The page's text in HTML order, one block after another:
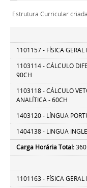
Estrutura Curricular
1101157 - FÍSICA GERAL
1103114 - CÁLCULO
90CH
1103118 - CÁLCULO
ANALÍTICA - 60CH
1403120 - LÍNGUA
1404138 - LINGUA
Carga Horária Total:
1101163 - FÍSICA GERAL